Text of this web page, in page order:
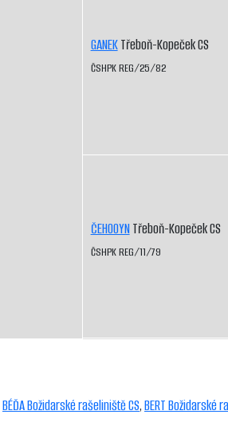
GANEKTřeboň-Kopeček CS
ČSHPK REG/25/82
ČEHOOYNTřeboň-Kopeček CS
ČSHPK REG/11/79
BÉĎA Božidarské rašeliniště CS,BERT Božidarské